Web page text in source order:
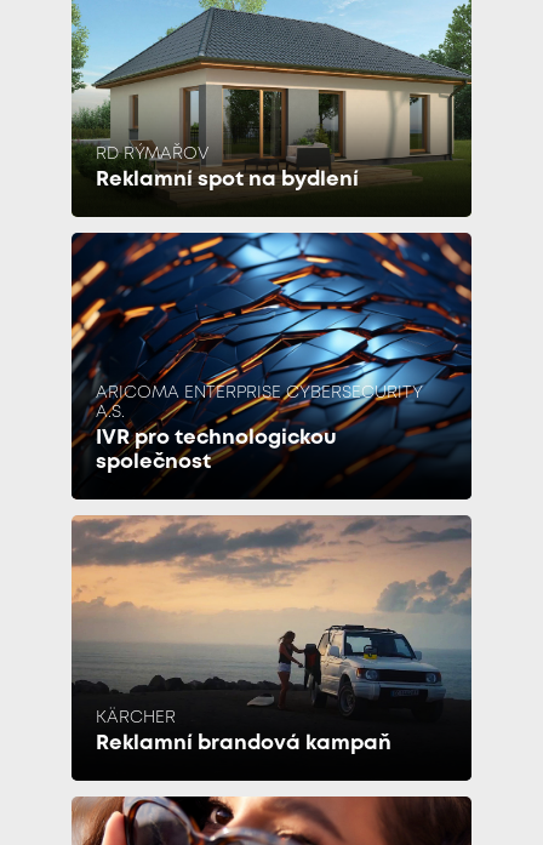
RD RÝMAŘOV
Reklamní spot na bydlení
ARICOMA ENTERPRISE CYBERSECURITY
A.S.
IVR pro technologickou
společnost
KÄRCHER
Reklamní brandová kampaň